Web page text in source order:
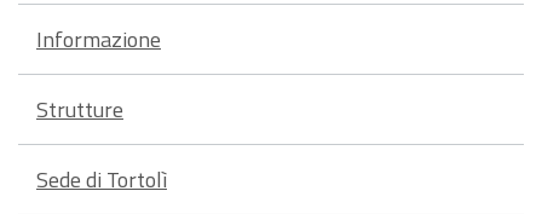
Informazione
Strutture
Sede di Tortolì